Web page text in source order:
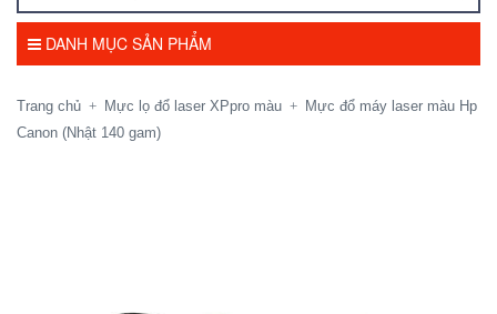
DANH MỤC SẢN PHẨM
Trang chủ + Mực lọ đổ laser XPpro màu +
Mực đổ máy laser màu Hp
Canon (Nhật 140 gam)